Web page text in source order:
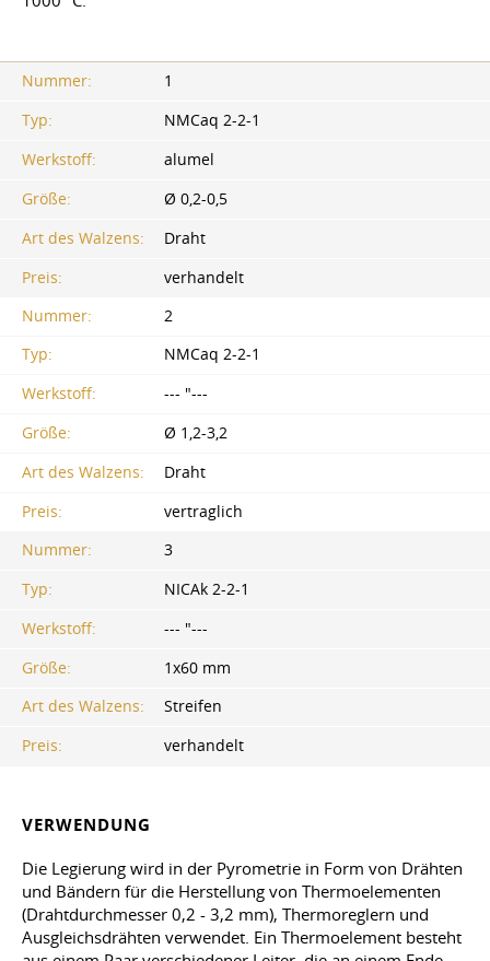
Nummer:
1
Typ:
NMCaq 2-2-1
Werkstoff:
alumel
Größe:
Ø 0,2-0,5
Art des Walzens:
Draht
Preis:
verhandelt
Nummer:
2
Typ:
NMCaq 2-2-1
Werkstoff:
--- "---
Größe:
Ø 1,2-3,2
Art des Walzens:
Draht
Preis:
vertraglich
Nummer:
3
Typ:
NICAk 2-2-1
Werkstoff:
--- "---
Größe:
1x60 mm
Art des Walzens:
Streifen
Preis:
verhandelt
VERWENDUNG
Die Legierung wird in der Pyrometrie in Form von Drähten
und Bändern für die Herstellung von Thermoelementen
(Drahtdurchmesser 0,2 - 3,2 mm), Thermoreglern und
Ausgleichsdrähten verwendet. Ein Thermoelement besteht